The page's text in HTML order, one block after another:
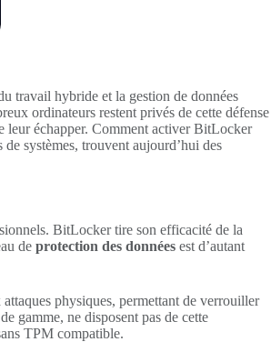
travail hybride et la gestion de données
ordinateurs restent privés de cette défense
leur échapper. Comment activer BitLocker
systèmes, trouvent aujourd’hui des
BitLocker tire son efficacité de la
de protection des données est d’autant
physiques, permettant de verrouiller
gamme, ne disposent pas de cette
TPM compatible.